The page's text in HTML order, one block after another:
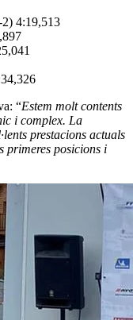
4:19,513
“Estem molt contents
i complex. La
prestacions actuals
primeres posicions i